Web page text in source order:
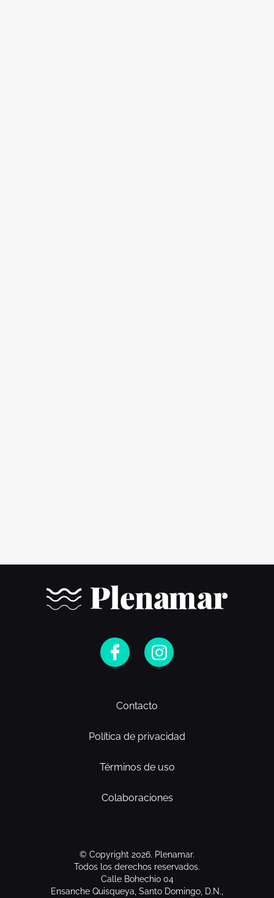
Contacto
Política de privacidad
Términos de uso
Colaboraciones
© Copyright 2026. Plenamar.
Todos los derechos reservados.
Calle Bohechio 04
Ensanche Quisqueya, Santo Domingo, D.N.,